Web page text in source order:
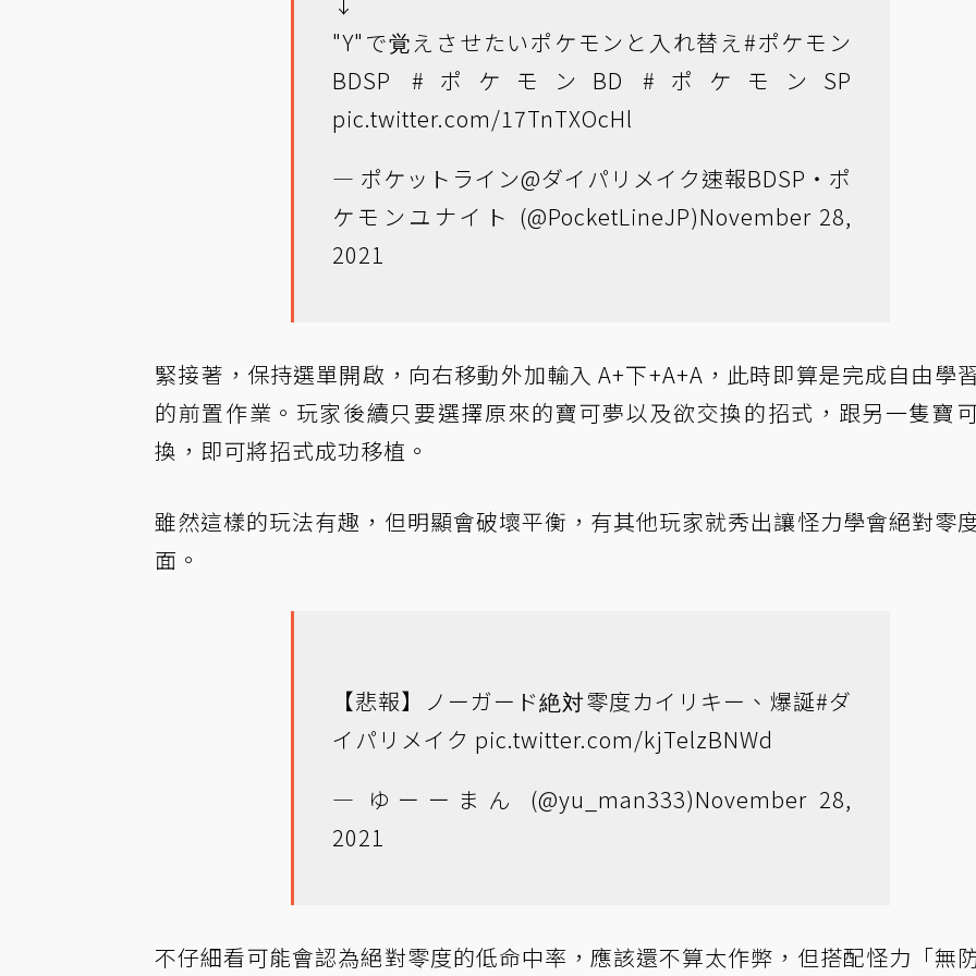
"Y"で覚えさせたいポケモンと入れ替え#ポケモン
BDSP
#ポケモンBD
#ポケモンSP
pic.twitter.com/17TnTXOcHl
— ポケットライン@ダイパリメイク速報BDSP・ポ
ケモンユナイト (@PocketLineJP)November 28,
2021
緊接著，保持選單開啟，向右移動外加輸入 A+下+A+A，此時即算是完成自由學
的前置作業。玩家後續只要選擇原來的寶可夢以及欲交換的招式，跟另一隻寶
換，即可將招式成功移植。
雖然這樣的玩法有趣，但明顯會破壞平衡，有其他玩家就秀出讓怪力學會絕對零
面。
【悲報】ノーガード絶対零度カイリキー、爆誕#ダ
イパリメイク pic.twitter.com/kjTelzBNWd
— ゆーーまん (@yu_man333)November 28,
2021
不仔細看可能會認為絕對零度的低命中率，應該還不算太作弊，但搭配怪力「無防